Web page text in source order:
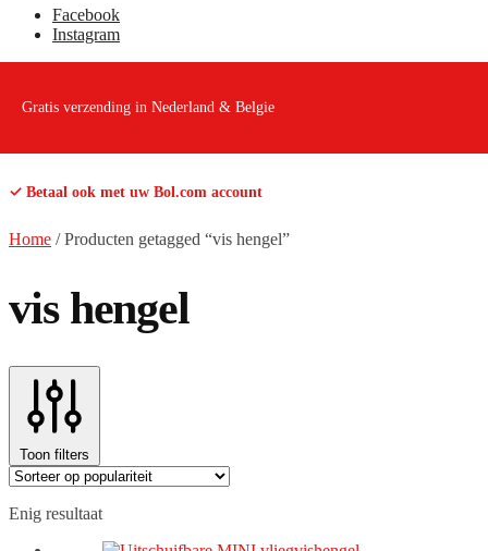
Facebook
Instagram
Gratis verzending in Nederland & Belgie
✓ Betaal ook met uw Bol.com account
Home /Producten getagged “vis hengel”
vis hengel
Toon filters
Enig resultaat